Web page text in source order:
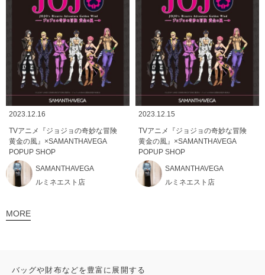
2023.12.16
TVアニメ『ジョジョの奇妙な冒険
黄金の風』×SAMANTHAVEGA
POPUP SHOP
SAMANTHAVEGA
ルミネエスト店
2023.12.15
TVアニメ『ジョジョの奇妙な冒険
黄金の風』×SAMANTHAVEGA
POPUP SHOP
SAMANTHAVEGA
ルミネエスト店
MORE
バッグや財布などを豊富に展開する